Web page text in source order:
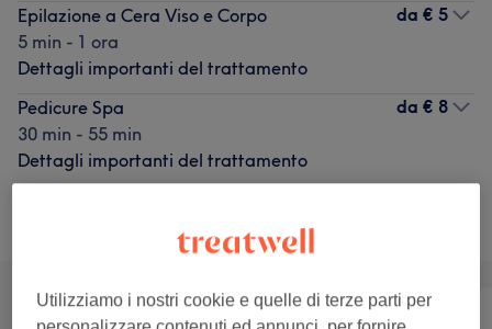
Epilazione a Cera Viso e Corpo
5 min - 1 ora
Dettagli importanti del trattamento
da € 5
Pedicure Spa
30 min - 55 min
Dettagli importanti del trattamento
da € 8
Sfoglia la lista dei servizi
Utilizziamo i nostri cookie e quelle di terze parti per